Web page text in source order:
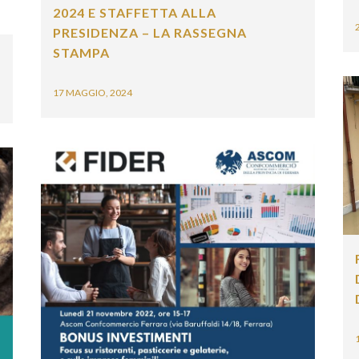
2024 E STAFFETTA ALLA
PRESIDENZA – LA RASSEGNA
STAMPA
17 MAGGIO, 2024